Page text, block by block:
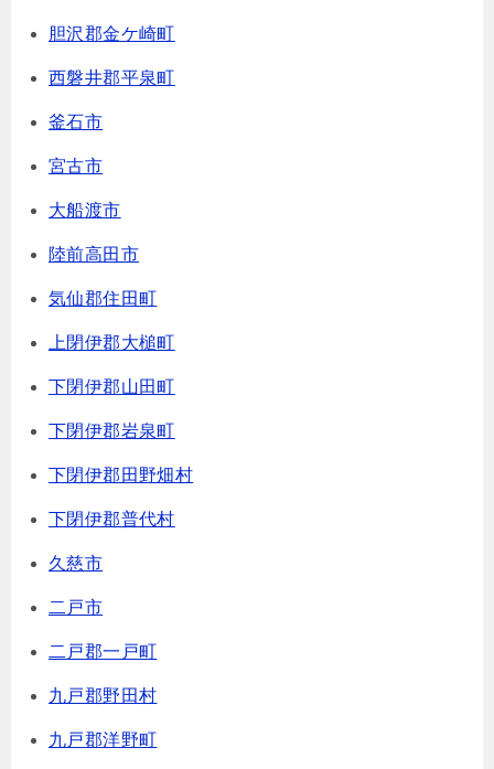
胆沢郡金ケ崎町
西磐井郡平泉町
釜石市
宮古市
大船渡市
陸前高田市
気仙郡住田町
上閉伊郡大槌町
下閉伊郡山田町
下閉伊郡岩泉町
下閉伊郡田野畑村
下閉伊郡普代村
久慈市
二戸市
二戸郡一戸町
九戸郡野田村
九戸郡洋野町